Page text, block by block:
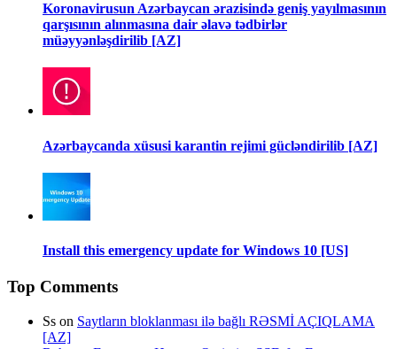
Koronavirusun Azərbaycan ərazisində geniş yayılmasının
qarşısının alınmasına dair əlavə tədbirlər
müəyyənləşdirilib [AZ]
Azərbaycanda xüsusi karantin rejimi gücləndirilib [AZ]
Install this emergency update for Windows 10 [US]
Top Comments
Ss on Saytların bloklanması ilə bağlı RƏSMİ AÇIQLAMA
[AZ]